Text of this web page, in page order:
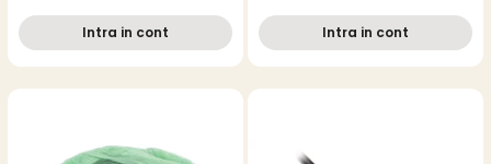
Intra in cont Intra in cont